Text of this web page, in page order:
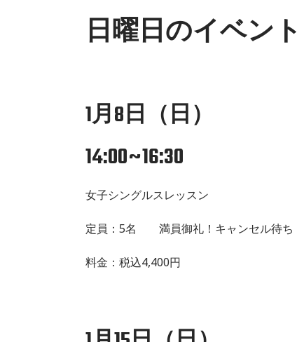
日曜日のイベント
1月8日（日）
14:00~16:30
女子シングルスレッスン
定員：5名 満員御礼！キャンセル待ち
料金：税込4,400円